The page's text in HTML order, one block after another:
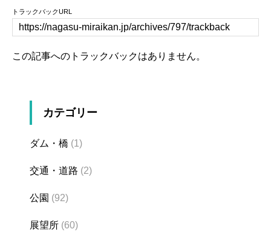
トラックバックURL
この記事へのトラックバックはありません。
カテゴリー
ダム・橋 (1)
交通・道路 (2)
公園 (92)
展望所 (60)